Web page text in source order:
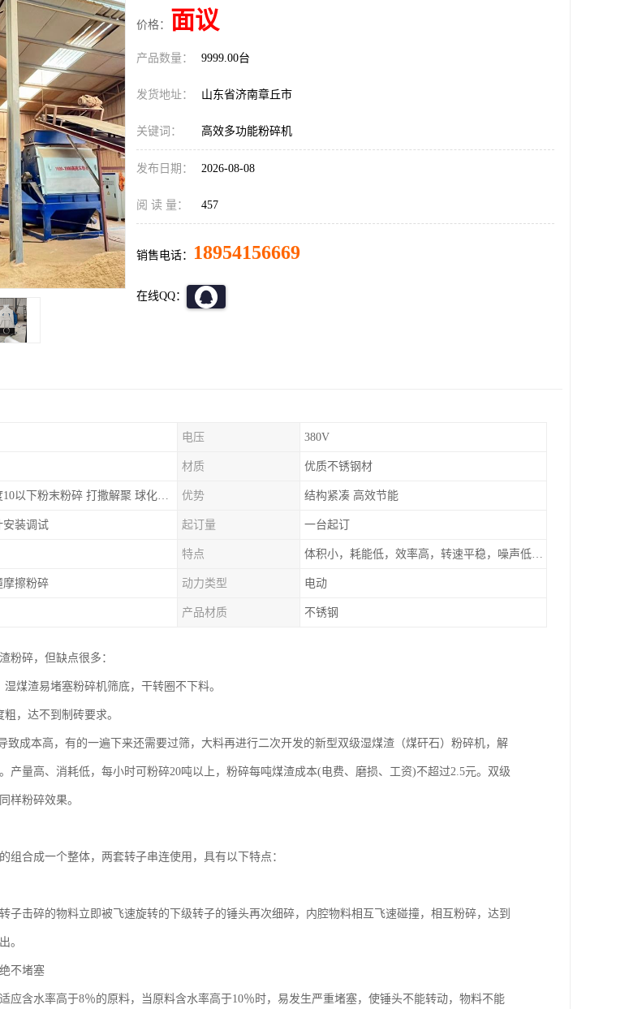
价格： 面议
产品数量： 9999.00台
发货地址： 山东省济南章丘市
关键词： 高效多功能粉碎机
发布日期： 2026-08-08
阅 读 量： 457
销售电话： 18954156669
在线QQ：
电压 380V
材质 优质不锈钢材
适合莫氏硬度10以下粉末粉碎 打撒解聚 球化整形等 优势 结构紧凑 高效节能
安装调试 起订量 一台起订
特点 体积小，耗能低，效率高，转速平稳，噪声低，密封可靠
摩擦粉碎 动力类型 电动
产品材质 不锈钢
粉碎，但缺点很多：
煤渣易堵塞粉碎机筛底，干转圈不下料。
，达不到制砖要求。
致成本高，有的一遍下来还需要过筛，大料再进行二次开发的新型双级湿煤渣（煤矸石）粉碎机，解
产量高、消耗低，每小时可粉碎20吨以上，粉碎每吨煤渣成本(电费、磨损、工资)不超过2.5元。双级
样粉碎效果。
组合成一个整体，两套转子串连使用，具有以下特点：
子击碎的物料立即被飞速旋转的下级转子的锤头再次细碎，内腔物料相互飞速碰撞，相互粉碎，达到
。
不堵塞
应含水率高于8％的原料，当原料含水率高于10％时，易发生严重堵塞，使锤头不能转动，物料不能